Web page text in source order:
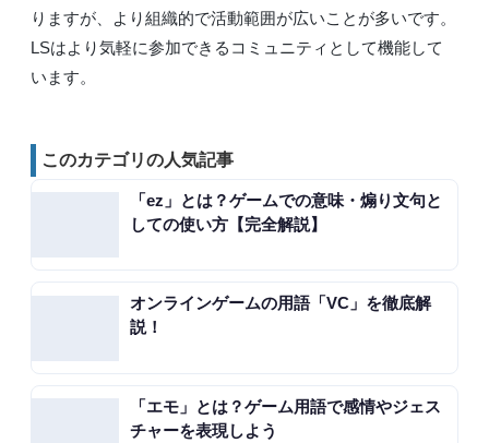
りますが、より組織的で活動範囲が広いことが多いです。
LSはより気軽に参加できるコミュニティとして機能して
います。
このカテゴリの人気記事
「ez」とは？ゲームでの意味・煽り文句と
しての使い方【完全解説】
オンラインゲームの用語「VC」を徹底解
説！
「エモ」とは？ゲーム用語で感情やジェス
チャーを表現しよう